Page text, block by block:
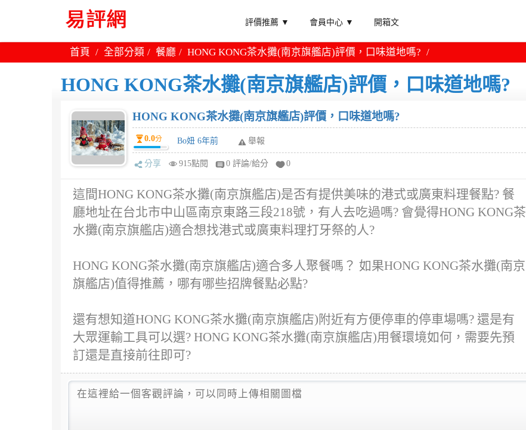
評價推薦 ▼ 會員中心 ▼ 開箱文
首頁 全部分類 餐廳 HONG KONG茶水攤(南京旗艦店)評價，口味道地嗎?
HONG KONG茶水攤(南京旗艦店)評價，口味道地嗎?
HONG KONG茶水攤(南京旗艦店)評價，口味道地嗎?
0.0分 Bo妞 6年前 舉報
分享 915點閱 0 評論/給分 0
這間HONG KONG茶水攤(南京旗艦店)是否有提供美味的港式或廣東料理餐點? 餐
廳地址在台北市中山區南京東路三段218號，有人去吃過嗎? 會覺得HONG KONG茶
水攤(南京旗艦店)適合想找港式或廣東料理打牙祭的人?
HONG KONG茶水攤(南京旗艦店)適合多人聚餐嗎？ 如果HONG KONG茶水攤(南京
旗艦店)值得推薦，哪有哪些招牌餐點必點?
還有想知道HONG KONG茶水攤(南京旗艦店)附近有方便停車的停車場嗎? 還是有
大眾運輸工具可以選? HONG KONG茶水攤(南京旗艦店)用餐環境如何，需要先預
訂還是直接前往即可?